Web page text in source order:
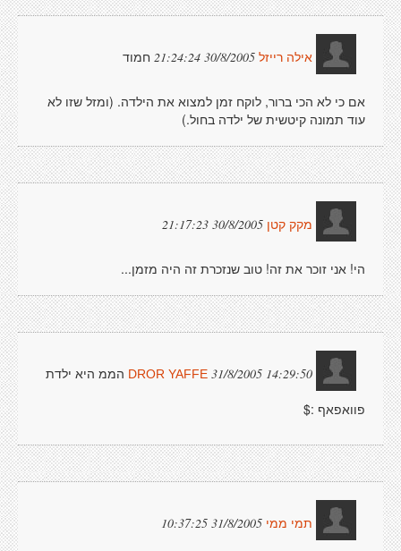
אילה רייזל 30/8/2005 21:24:24 חמוד
אם כי לא הכי ברור, לוקח זמן למצוא את הילדה. (ומזל שזו לא
עוד תמונה קיטשית של ילדה בחול.)
מקק קטן 30/8/2005 21:17:23
הי! אני זוכר את זה! טוב שנזכרת זה היה מזמן...
DROR YAFFE 31/8/2005 14:29:50
הממ היא ילדת
פוואפאף :$
תמי ממי 31/8/2005 10:37:25